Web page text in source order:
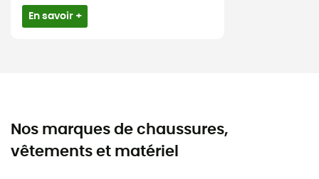
En savoir +
Nos marques de chaussures,
vêtements et matériel